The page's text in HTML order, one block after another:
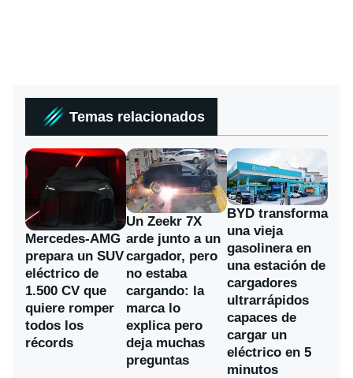
Temas relacionados
Mercedes-AMG
prepara un SUV
eléctrico de
1.500 CV que
quiere romper
todos los
récords
Un Zeekr 7X
arde junto a un
cargador, pero
no estaba
cargando: la
marca lo
explica pero
deja muchas
preguntas
BYD transforma
una vieja
gasolinera en
una estación de
cargadores
ultrarrápidos
capaces de
cargar un
eléctrico en 5
minutos